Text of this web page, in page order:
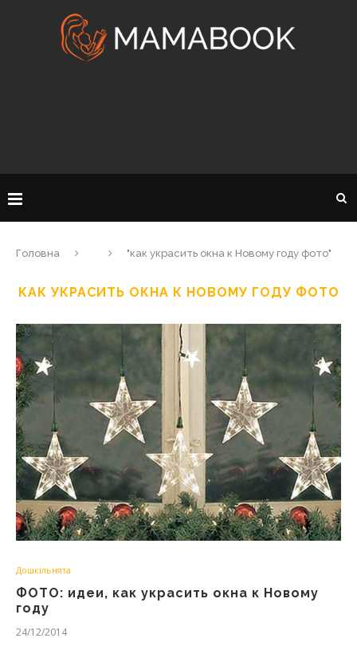
Головна "как украсить окна к Новому году фото"
КАК УКРАСИТЬ ОКНА К НОВОМУ ГОДУ ФОТО
Дошкільнята
ФОТО: идеи, как украсить окна к Новому
году
24/12/2014